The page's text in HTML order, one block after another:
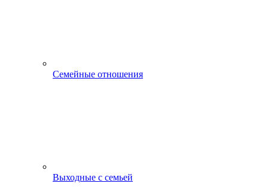
Семейные отношения
Выходные с семьей